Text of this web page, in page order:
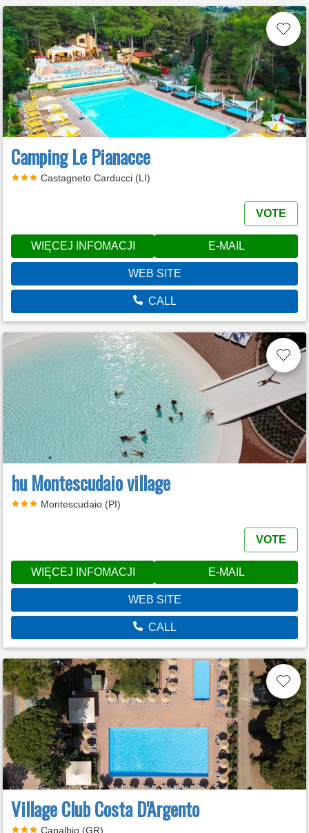
Camping Le Pianacce
Castagneto Carducci (LI)
VOTE
WIĘCEJ INFOMACJI E-MAIL
WEB SITE
CALL
hu Montescudaio village
Montescudaio (PI)
VOTE
WIĘCEJ INFOMACJI E-MAIL
WEB SITE
CALL
Village Club Costa D'Argento
Capalbio (GR)